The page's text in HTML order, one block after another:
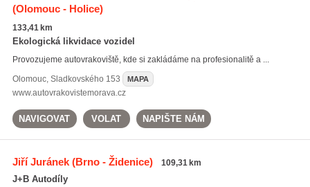
(Olomouc - Holice)
133,41 km
Ekologická likvidace vozidel
Provozujeme autovrakoviště, kde si zakládáme na profesionalitě a ...
Olomouc, Sladkovského 153 MAPA
www.autovrakovistemorava.cz
NAVIGOVAT VOLAT NAPIŠTE NÁM
Jiří Juránek(Brno - Židenice) 109,31 km
J+B Autodíly